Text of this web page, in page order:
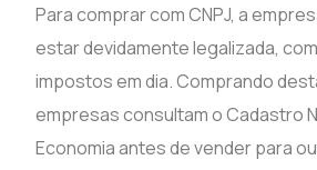
Para comprar com CNPJ, a
estar devidamente legalizada,
impostos em dia. Comprando
empresas consultam o Cadastro
Economia antes de vender para